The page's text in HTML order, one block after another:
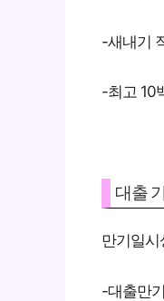
-새내기
-최고 10
대출
만기일시
-대출만